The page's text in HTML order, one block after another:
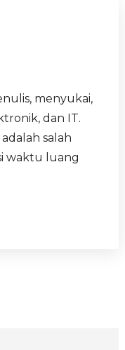
menyukai,
dan IT.
salah
waktu luang